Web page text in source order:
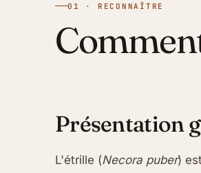
01 · RECONNAÎTRE
Présentation
L'étrille (Necora puber)